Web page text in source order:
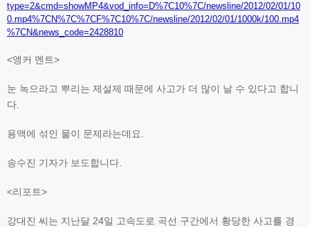
type=2&cmd=showMP4&vod_info=D%7C10%7C/newsline/2012/02/01/10
0.mp4%7CN%7C%7CF%7C10%7C/newsline/2012/02/01/1000k/100.mp4
%7CN&news_code=2428810
<앵커 멘트>
눈 녹으라고 뿌리는 제설제 때문에 사고가 더 많이 날 수 있다고 합니
다.
용액에 섞인 물이 문제라는데요.
송수진 기자가 보도합니다.
<리포트>
강대진 씨는 지난달 24일 고속도로 곡선 구간에서 황당한 사고를 경